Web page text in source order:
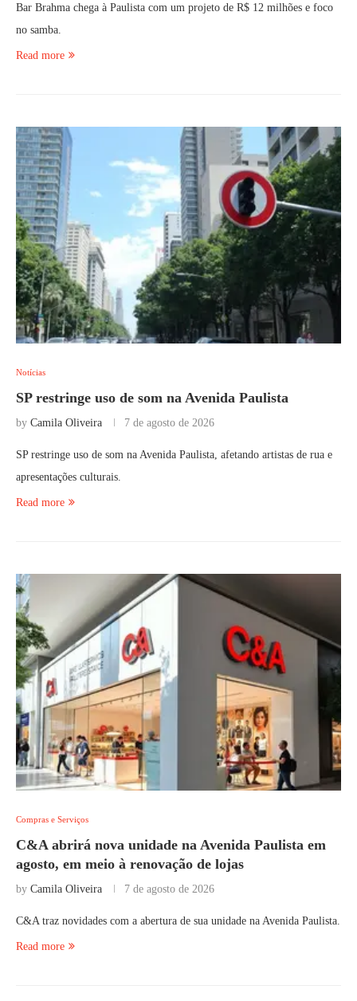
Bar Brahma chega à Paulista com um projeto de R$ 12 milhões e foco
no samba.
Read more
Notícias
SP restringe uso de som na Avenida Paulista
by Camila Oliveira 7 de agosto de 2026
SP restringe uso de som na Avenida Paulista, afetando artistas de rua e
apresentações culturais.
Read more
Compras e Serviços
C&A abrirá nova unidade na Avenida Paulista em
agosto, em meio à renovação de lojas
by Camila Oliveira 7 de agosto de 2026
C&A traz novidades com a abertura de sua unidade na Avenida Paulista.
Read more